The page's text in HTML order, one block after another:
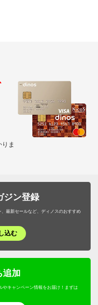
ま
ジン登録
最新セールなど、ディノスのおすすめ
込む
追加
やキャンペーン情報をお届け！まずは